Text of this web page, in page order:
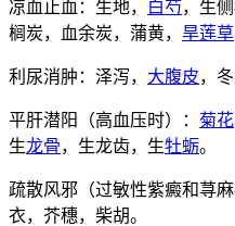
凉血止血：生地， 白芍，生
榈炭，血余炭，蒲黄， 旱莲草
利尿消肿：泽泻， 大腹皮，
平肝潜阳（高血压时）： 菊花
生龙骨，生龙齿，生牡蛎。
疏散风邪（过敏性紫癜和荨麻
衣，芥穗，柴胡。